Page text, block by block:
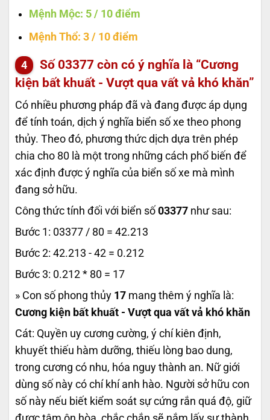
Mệnh Mộc: 5 / 10 điểm
Mệnh Thổ: 3 / 10 điểm
Số 03377 còn có ý nghĩa là “Cương
kiện bất khuất - Vượt qua vất vả khó khăn”
Có nhiều phương pháp đã và đang được áp dụng
để tính toán, dịch ý nghĩa biển số xe theo phong
thủy. Theo đó, phương thức dịch dựa trên phép
chia cho 80 là một trong những cách phổ biến để
xác định được ý nghĩa của biển số xe mà mình
đang sở hữu.
Công thức tính đối với biển số 03377 như sau:
Bước 1: 03377 / 80 = 42.213
Bước 2: 42.213 - 42 = 0.212
Bước 3: 0.212 * 80 = 17
» Con số phong thủy 17 mang thêm ý nghĩa là:
Cương kiện bất khuất - Vượt qua vất vả khó khăn
Cát: Quyền uy cương cường, ý chí kiên định,
khuyết thiếu hàm dưỡng, thiếu lòng bao dung,
trong cương có nhu, hóa nguy thành an. Nữ giới
dùng số này có chí khí anh hào. Người sở hữu con
số này nếu biết kiểm soát sự cứng rắn quá độ, giữ